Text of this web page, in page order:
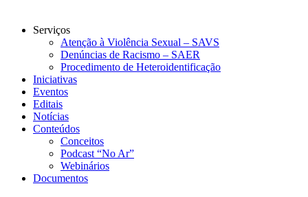
Serviços
Atenção à Violência Sexual – SAVS
Denúncias de Racismo – SAER
Procedimento de Heteroidentificação
Iniciativas
Eventos
Editais
Notícias
Conteúdos
Conceitos
Podcast “No Ar”
Webinários
Documentos